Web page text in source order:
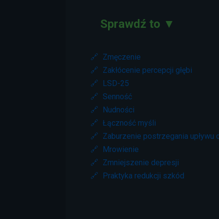
Sprawdź to ▼
🔗 Zmęczenie
🔗 Zakłócenie percepcji głębi
🔗 LSD-25
🔗 Senność
🔗 Nudności
🔗 Łączność myśli
🔗 Zaburzenie postrzegania upływu
🔗 Mrowienie
🔗 Zmniejszenie depresji
🔗 Praktyka redukcji szkód